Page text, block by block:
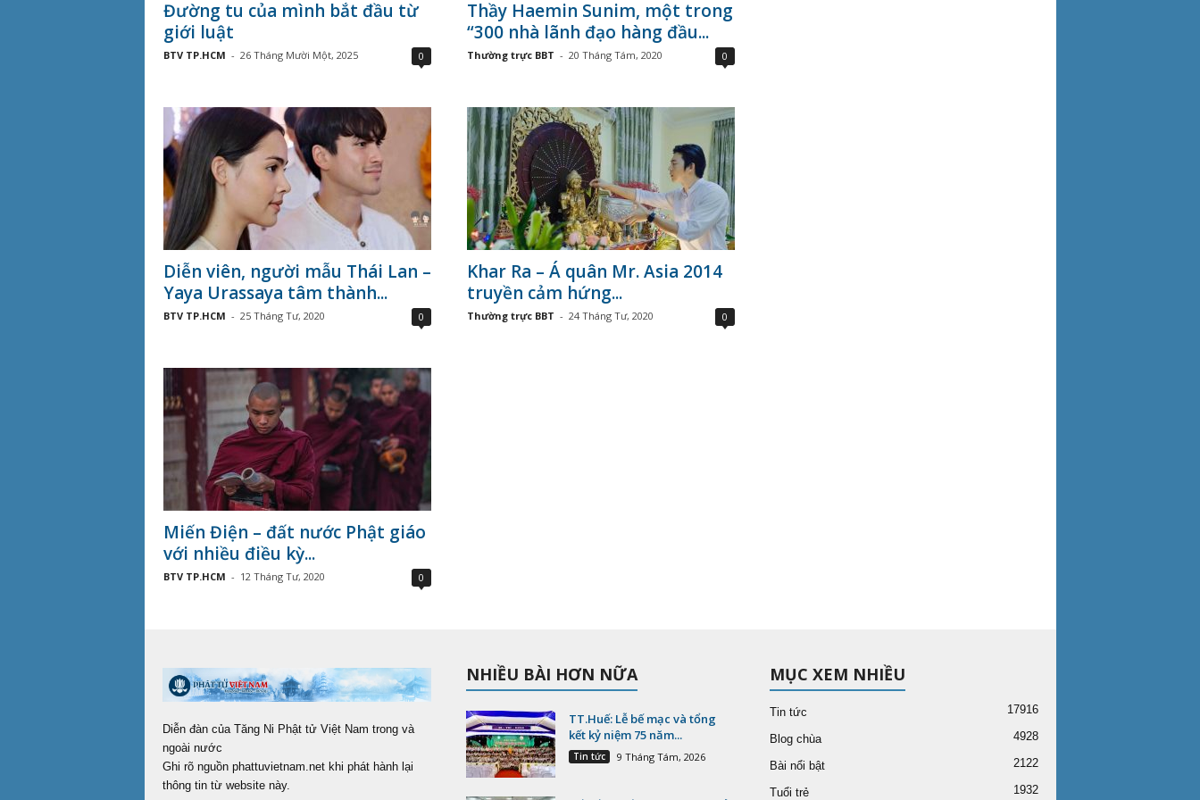
Đường tu của mình bắt đầu từ
giới luật
BTV TP.HCM - 26 Tháng Mười Một, 2025 0
Thầy Haemin Sunim, một trong
“300 nhà lãnh đạo hàng đầu...
Thường trực BBT - 20 Tháng Tám, 2020 0
Diễn viên, người mẫu Thái Lan –
Yaya Urassaya tâm thành...
BTV TP.HCM - 25 Tháng Tư, 2020 0
Khar Ra – Á quân Mr. Asia 2014
truyền cảm hứng...
Thường trực BBT - 24 Tháng Tư, 2020 0
Miến Điện – đất nước Phật giáo
với nhiều điều kỳ...
BTV TP.HCM - 12 Tháng Tư, 2020 0
Diễn đàn của Tăng Ni Phật tử Việt Nam trong và
ngoài nước
Ghi rõ nguồn phattuvietnam.net khi phát hành lại
thông tin từ website này.
NHIỀU BÀI HƠN NỮA
TT.Huế: Lễ bế mạc và tổng
kết kỷ niệm 75 năm...
Tin tức 9 Tháng Tám, 2026
MỤC XEM NHIỀU
Tin tức 17916
Blog chùa 4928
Bài nổi bật 2122
Tuổi trẻ 1932